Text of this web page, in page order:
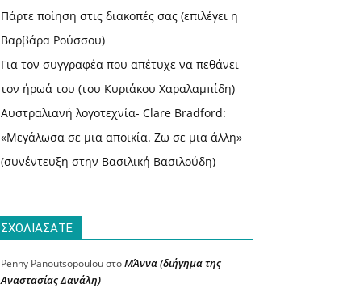
Πάρτε ποίηση στις διακοπές σας (επιλέγει η
Βαρβάρα Ρούσσου)
Για τον συγγραφέα που απέτυχε να πεθάνει
τον ήρωά του (του Κυριάκου Χαραλαμπίδη)
Αυστραλιανή λογοτεχνία- Clare Bradford:
«Μεγάλωσα σε μια αποικία. Ζω σε μια άλλη»
(συνέντευξη στην Βασιλική Βασιλούδη)
ΣΧΟΛΙΑΣΑΤΕ
Penny PanoutsopoulouστοΜΆννα (διήγημα της
Αναστασίας Δανάλη)